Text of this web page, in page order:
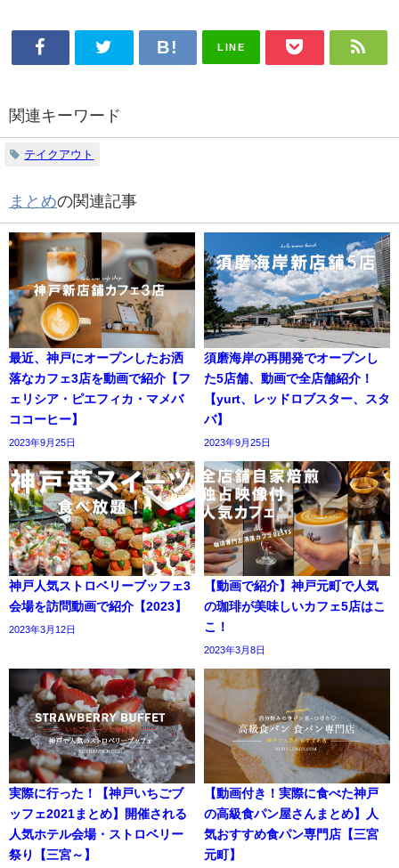
LINE
関連キーワード
テイクアウト
まとめの関連記事
最近、神戸にオープンしたお洒
落なカフェ3店を動画で紹介【フ
ェリシア・ピエフィカ・マメバ
ココーヒー】
2023年9月25日
須磨海岸の再開発でオープンし
た5店舗、動画で全店舗紹介！
【yurt、レッドロブスター、スタ
バ】
2023年9月25日
神戸人気ストロベリーブッフェ3
会場を訪問動画で紹介【2023】
2023年3月12日
【動画で紹介】神戸元町で人気
の珈琲が美味しいカフェ5店はこ
こ！
2023年3月8日
実際に行った！【神戸いちごブ
ッフェ2021まとめ】開催される
人気ホテル会場・ストロベリー
祭り【三宮～】
【動画付き！実際に食べた神戸
の高級食パン屋さんまとめ】人
気おすすめ食パン専門店【三宮
元町】